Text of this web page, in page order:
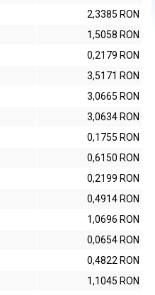
2,3385 RON
1,5058 RON
0,2179 RON
3,5171 RON
3,0665 RON
3,0634 RON
0,1755 RON
0,6150 RON
0,2199 RON
0,4914 RON
1,0696 RON
0,0654 RON
0,4822 RON
1,1045 RON